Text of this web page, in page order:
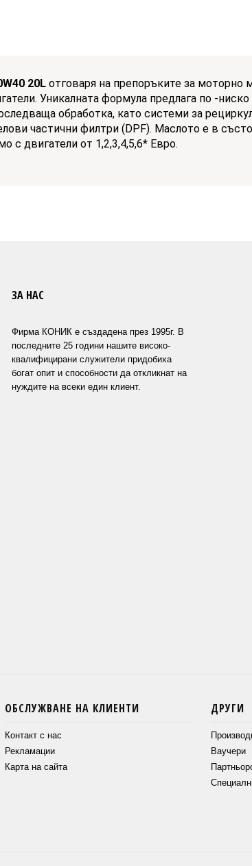
20L отговаря на препоръките за моторно
Уникалната формула предлага по -
обработка, като системи за
частични филтри (DPF). Маслото е в
с двигатели от 1,2,3,4,5,6* Евро.
ЗА НАС
Фирма КОНИК е създадена през 1995г. В
последните 25 години нашите високо-
квалифицирани служители придобиха
богат опит и способности да откликнат на
нуждите на всеки един клиент.
ОБСЛУЖВАНЕ НА КЛИЕНТИ
Контакт с нас
Рекламации
Карта на сайта
ДРУГИ
Ваучери